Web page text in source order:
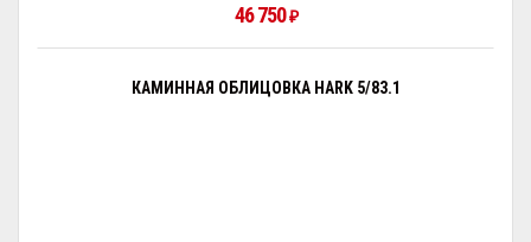
46 750 ₽
КАМИННАЯ ОБЛИЦОВКА HARK 5/83.1